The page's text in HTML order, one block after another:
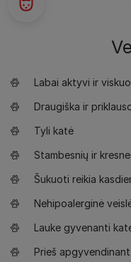
Labai aktyvi ir
Draugiška ir
Tyli katė
Stambesnių ir
Šukuoti reikia
Nehipoalerginė
Lauke gyvenanti
Prieš